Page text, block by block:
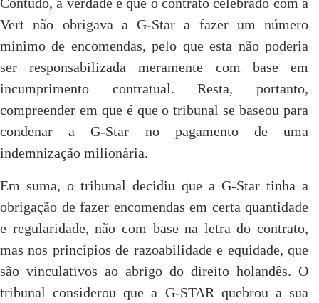
Vert não obrigava a G-Star a fazer um número
mínimo de encomendas, pelo que esta não poderia
ser responsabilizada meramente com base em
incumprimento contratual. Resta, portanto,
compreender em que é que o tribunal se baseou para
condenar a G-Star no pagamento de uma
indemnização milionária.
Em suma, o tribunal decidiu que a G-Star tinha a
obrigação de fazer encomendas em certa quantidade
e regularidade, não com base na letra do contrato,
mas nos princípios de razoabilidade e equidade, que
são vinculativos ao abrigo do direito holandês. O
tribunal considerou que a G-STAR quebrou a sua